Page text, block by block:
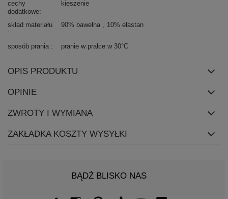
cechy
dodatkowe
kieszenie
skład materiału 90% bawełna 10% elastan
sposób prania pranie w pralce w 30°C
OPIS PRODUKTU
OPINIE
ZWROTY I WYMIANA
ZAKŁADKA KOSZTY WYSYŁKI
BĄDŹ BLISKO NAS